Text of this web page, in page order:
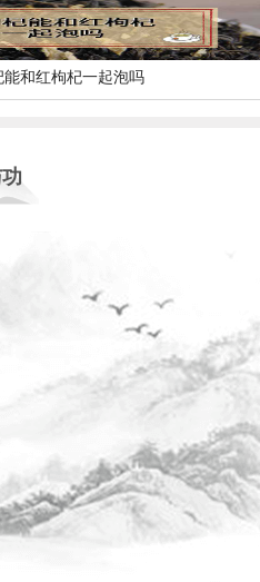
能和红枸杞一起泡吗